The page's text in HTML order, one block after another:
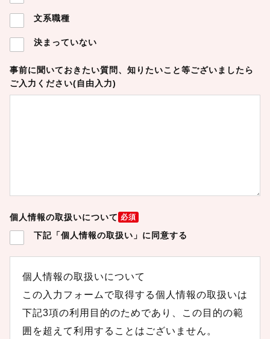
文系職種
決まっていない
事前に聞いておきたい質問、知りたいこと等ございましたら
ご入力ください(自由入力)
個人情報の取扱いについて 必須
下記「個人情報の取扱い」に同意する
個人情報の取扱いについて
この入力フォームで取得する個人情報の取扱いは
下記3項の利用目的のためであり、この目的の範
囲を超えて利用することはございません。